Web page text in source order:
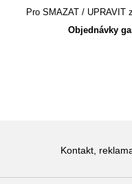
Pro SMAZAT / UPRAVIT
Objednávky
Kontakt,